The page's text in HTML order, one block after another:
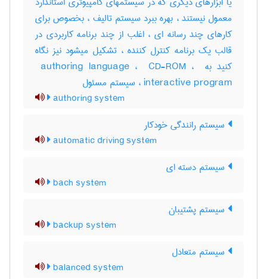
معمول نیستند ، بهره ببرد سیستم تالیف ، بخصوص برای
کارهای چند رسانه ای ، اغلب از چند برنامه کاربردی در
قالب یک برنامه کنترل کننده ، تشکیل میشود نیز نگاه
کنید به ‎ authoring language ، ‎ CD-ROM ، ‎
interactive program ، سیستم مسئول
authoring system
سیستم رانندگی خودکار
automatic driving system
سیستم دسته ای
bach system
سیستم پشتیبان
backup system
سیستم متعادل
balanced system